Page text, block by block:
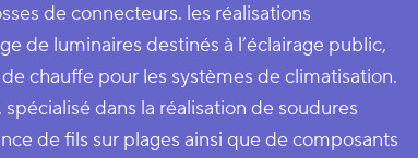
de connecteurs. les réalisations
de luminaires destinés à l’éclairage public,
chauffe pour les systèmes de climatisation.
dans la réalisation de soudures
de fils sur plages ainsi que de composants